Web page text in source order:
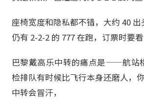
座椅宽度和隐私都不错，大约 40
仍有 2-2-2 的 777 在跑，订票时要看
巴黎戴高乐中转的痛点是——航站
检排队有时候比飞行本身还磨人，
中转会冒汗，